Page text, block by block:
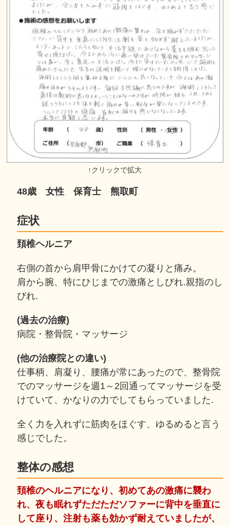
48歳 女性 保育士 熊取町
症状
頚椎ヘルニア
右側の首から肩甲骨にかけての凝りと痛み。
肩から腕、特にひじまでの激痛としびれ.親指のし
びれ.
(過去の治療)
病院・整骨院・マッサージ
(他の治療院との違い)
仕事柄、肩凝り、腰痛が常にあったので、整骨院
でのマッサージを週1～2回通ってマッサージを受
けていて、かなりの力でしてもらっていました.
全く力を入れずに筋肉をほぐす、ゆるめると言う
感じでした。
整体の感想
頚椎のヘルニアになり、初めてあの激痛に襲わ
れ、夜も眠れずただただソファーに背中を垂直に
して座り、注射も薬も効かず耐えていましたが、